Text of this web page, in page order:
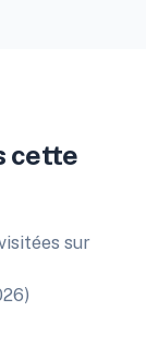
cette
sur